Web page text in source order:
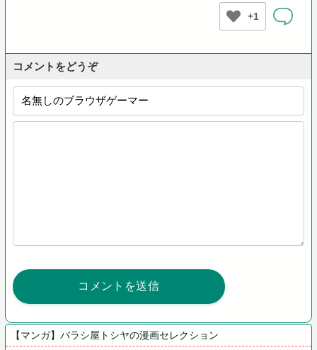
+1
コメントをどうぞ
【マンガ】バラシ屋トシヤの漫画セレクション